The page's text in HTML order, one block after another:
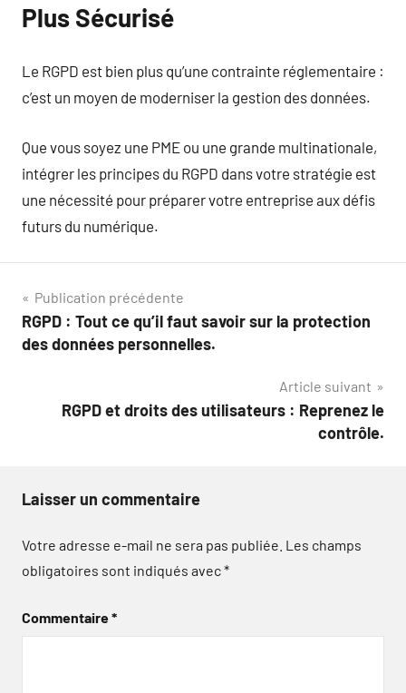
Plus Sécurisé
Le RGPD est bien plus qu’une contrainte réglementaire :
c’est un moyen de moderniser la gestion des données.
Que vous soyez une PME ou une grande multinationale,
intégrer les principes du RGPD dans votre stratégie est
une nécessité pour préparer votre entreprise aux défis
futurs du numérique.
Navigation
de
Publication précédente
RGPD : Tout ce qu’il faut savoir sur la protection
des données personnelles.
Article suivant
RGPD et droits des utilisateurs : Reprenez le
contrôle.
Laisser un commentaire
Votre adresse e-mail ne sera pas publiée. Les champs
obligatoires sont indiqués avec*
Commentaire*